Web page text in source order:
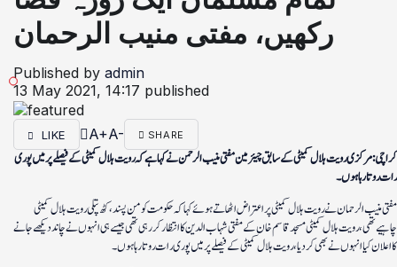
رکھیں، مفتی منیب الرحمان
Published by admin
13 May 2021, 14:17 published
LIKE A+A- SHARE
کراچی: مرکزی رویت ہلال کمیٹی کے سابق چیئرمین مفتی منیب الرحمن نے کہا ہے کہ رویت ہلال کمیٹی کے فیصلے پر میں پوری
رات روتا رہا ہوں۔
مفتی منیب الرحمان نے رویت ہلال کمیٹی پر اعتراض اٹھاتے ہوئے کہا کہ حکومت کو من پسند ، کٹھ پتلی رویت ہلال کمیٹی
چاہیے تھی، رویت ہلال کمیٹی مسجد قاسم خان کے مفتی شہاب الدین کا انتظار کر رہی تھی جیسے ہی انہوں نے چاند دیکھے جانے
کا اعلان کیا انہوں نے بھی کر دیا، رویت ہلال کمیٹی کے فیصلے پر میں پوری رات روتا رہا ہوں۔